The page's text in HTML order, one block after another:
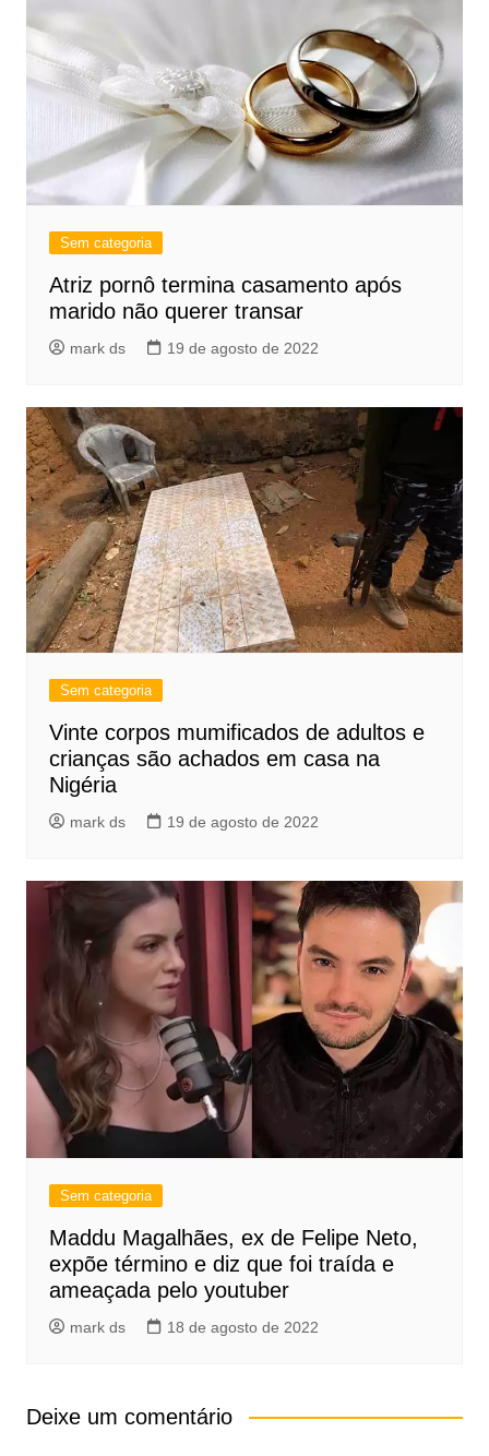
Sem categoria
Atriz pornô termina casamento após
marido não querer transar
mark ds 19 de agosto de 2022
Sem categoria
Vinte corpos mumificados de adultos e
crianças são achados em casa na
Nigéria
mark ds 19 de agosto de 2022
Sem categoria
Maddu Magalhães, ex de Felipe Neto,
expõe término e diz que foi traída e
ameaçada pelo youtuber
mark ds 18 de agosto de 2022
Deixe um comentário